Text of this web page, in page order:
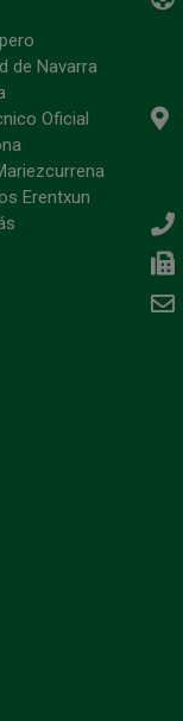
de Navarra
Oficial
Erentxun